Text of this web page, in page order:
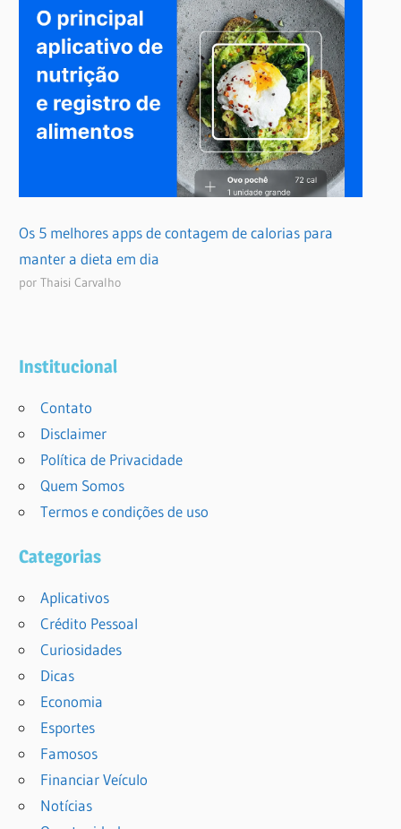
Os 5 melhores apps de contagem de calorias para
manter a dieta em dia
por Thaisi Carvalho
Institucional
Contato
Disclaimer
Política de Privacidade
Quem Somos
Termos e condições de uso
Categorias
Aplicativos
Crédito Pessoal
Curiosidades
Dicas
Economia
Esportes
Famosos
Financiar Veículo
Notícias